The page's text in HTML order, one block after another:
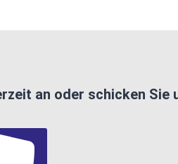
an oder schicken